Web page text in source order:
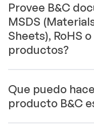
Provee B&C
MSDS
Sheets), RoHS
productos?
Que puedo
producto B&C